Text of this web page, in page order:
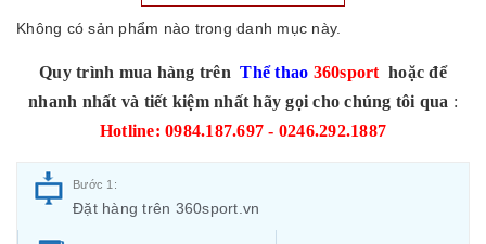
Không có sản phẩm nào trong danh mục này.
Quy trình mua hàng trên Thể thao 360sport hoặc để
nhanh nhất và tiết kiệm nhất hãy gọi cho chúng tôi qua :
Hotline: 0984.187.697 - 0246.292.1887
Bước 1:
Đặt hàng trên 360sport.vn